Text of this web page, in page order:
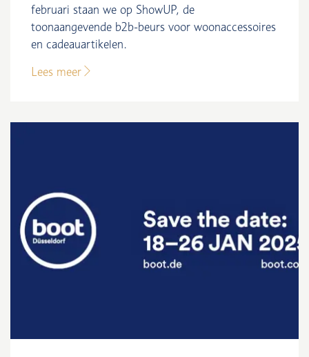
februari staan we op ShowUP, de
toonaangevende b2b-beurs voor woonaccessoires
en cadeauartikelen.
Lees meer